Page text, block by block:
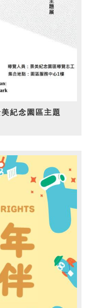
紀念園區主題